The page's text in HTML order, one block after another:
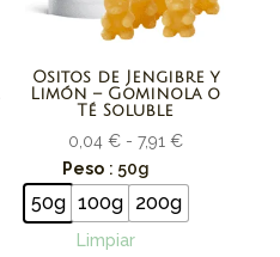
Ositos de Jengibre y
Limón – Gominola o
Té Soluble
0,04 € - 7,91 €Rango
precios:
desde
Peso : 50g
50g 100g 200g
Limpiar